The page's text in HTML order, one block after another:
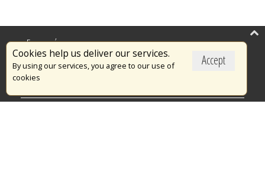
Accept
Cookies help us deliver our services.
By using our services, you agree to our use of
cookies
Επικαιρότητα
Το Πυροσβεστικό Σώμα